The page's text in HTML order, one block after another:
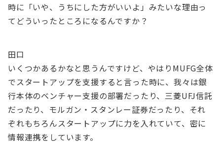
時に「いや、うちにした方がいいよ」みたいな理由っ
てどういったところになるんですか？
田口
いくつかあるかなと思うんですけど、やはりMUFG全体
でスタートアップを支援すると言った時に、我々は銀
行本体のベンチャー支援の部署だったり、三菱UFJ信託
だったり、モルガン・スタンレー証券だったり、それ
ぞれもちろんスタートアップに力を入れていて、密に
情報連携をしています。